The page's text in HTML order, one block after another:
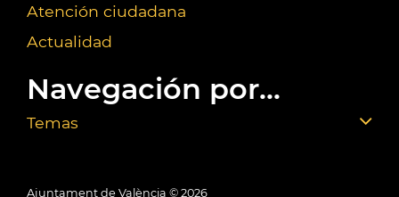
Atención ciudadana
Actualidad
Navegación por...
Temas
Ajuntament de València © 2026